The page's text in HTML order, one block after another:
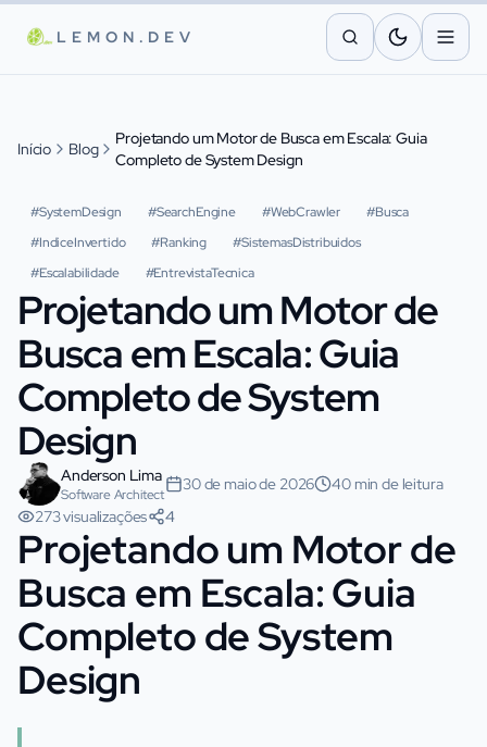
LEMON.DEV
Início Blog
Projetando um Motor de Busca em Escala: Guia
Completo de System Design
#SystemDesign #SearchEngine #WebCrawler #Busca
#IndiceInvertido #Ranking #SistemasDistribuidos
#Escalabilidade #EntrevistaTecnica
Projetando um Motor de
Busca em Escala: Guia
Completo de System
Design
Anderson Lima
Software Architect
30 de maio de 2026
40 min de leitura
273 visualizações
4
Projetando um Motor de
Busca em Escala: Guia
Completo de System
Design